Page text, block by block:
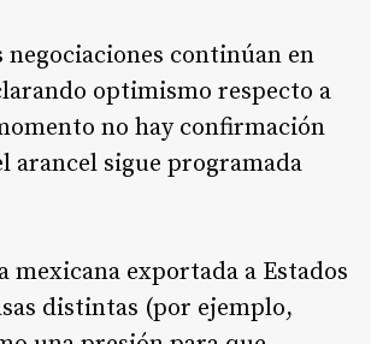
continúan en
optimismo respecto a
no hay confirmación
arancel sigue programada
mexicana exportada a Estados
distintas (por ejemplo,